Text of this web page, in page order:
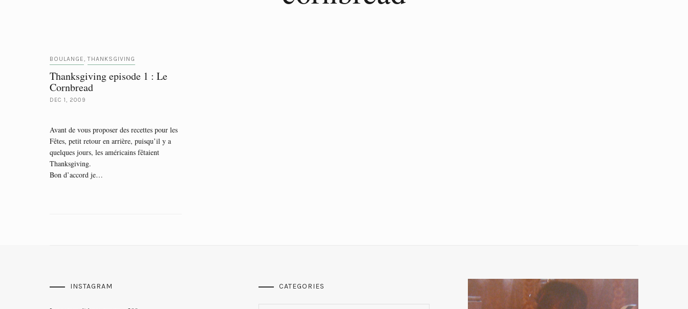
BOULANGE,THANKSGIVING
Thanksgiving episode 1 : Le
Cornbread
DEC 1, 2009
Avant de vous proposer des recettes pour les
Fêtes, petit retour en arrière, puisqu’il y a
quelques jours, les américains fêtaient
Thanksgiving.
Bon d’accord je…
INSTAGRAM CATEGORIES